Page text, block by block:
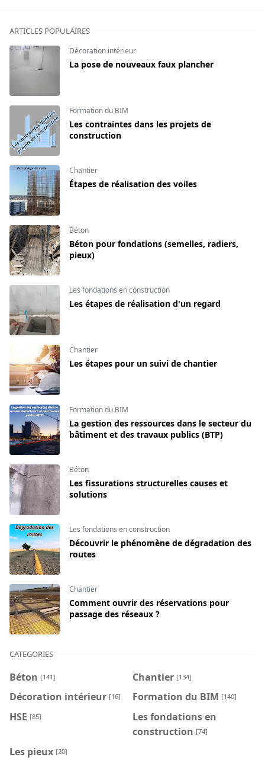
ARTICLES POPULAIRES
Décoration intérieur
La pose de nouveaux faux plancher
Formation du BIM
Les contraintes dans les projets de
construction
Chantier
Étapes de réalisation des voiles
Béton
Béton pour fondations (semelles, radiers,
pieux)
Les fondations en construction
Les étapes de réalisation d'un regard
Chantier
Les étapes pour un suivi de chantier
Formation du BIM
La gestion des ressources dans le secteur du
bâtiment et des travaux publics (BTP)
Béton
Les fissurations structurelles causes et
solutions
Les fondations en construction
Découvrir le phénomène de dégradation des
routes
Chantier
Comment ouvrir des réservations pour
passage des réseaux ?
CATEGORIES
Béton [141] Chantier [134]
Décoration intérieur [16] Formation du BIM [140]
HSE [85]
Les fondations en
construction [74]
Les pieux [20]